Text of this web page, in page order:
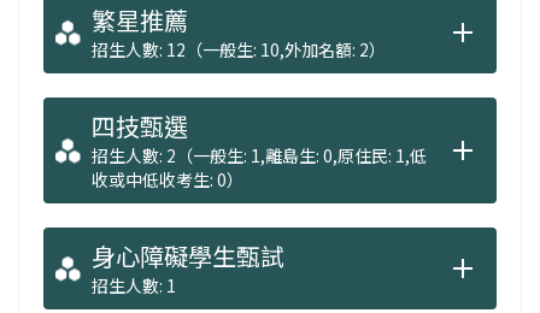
繁星推薦
招生人數: 12（一般生: 10,外加名額: 2）
四技甄選
招生人數: 2（一般生: 1,離島生: 0,原住民: 1,低
收或中低收考生: 0）
身心障礙學生甄試
招生人數: 1